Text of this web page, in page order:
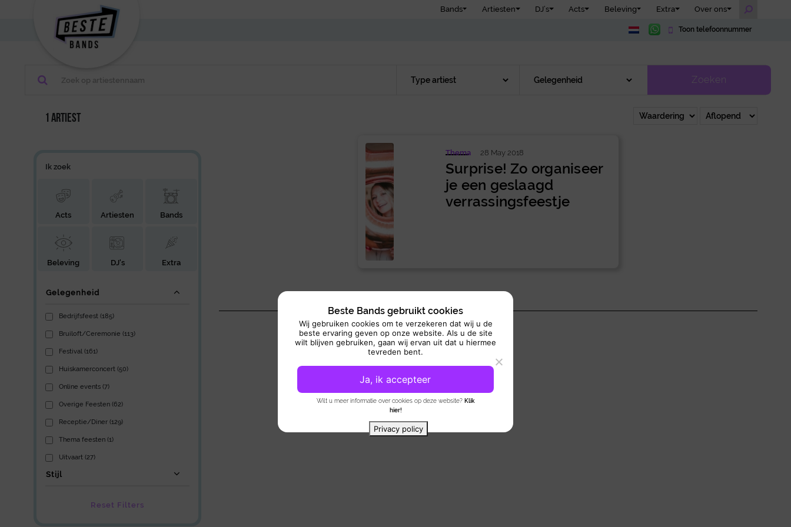
Bands Artiesten DJ’s Acts Beleving Extra Over ons
Toon telefoonnummer
Zoeken
1 artiest
Ik zoek
Acts Artiesten Bands
Beleving DJ's Extra
Gelegenheid
Bedrijfsfeest (185)
Bruiloft/Ceremonie (113)
Festival (161)
Huiskamerconcert (50)
Online events (7)
Overige Feesten (62)
Receptie/Diner (129)
Thema feesten (1)
Uitvaart (27)
Stijl
Reset Filters
Thema 28 May 2018
Surprise! Zo organiseer
je een geslaagd
verrassingsfeestje
Beste Bands gebruikt cookies
Wij gebruiken cookies om te verzekeren dat wij u de
beste ervaring geven op onze website. Als u de site
wilt blijven gebruiken, gaan wij ervan uit dat u hiermee
tevreden bent.
Wilt u meer informatie over cookies op deze website? Klik
hier!
Ja, ik accepteer
Privacy policy